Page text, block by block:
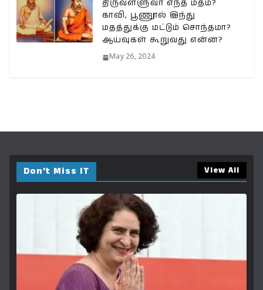
திருவள்ளுவர் எந்த மதம்?
காவி, பூணூல் இந்து
மதத்துக்கு மட்டும் சொந்தமா?
ஆய்வுகள் கூறுவது என்ன?
May 26, 2024
Don’t Miss IT View All